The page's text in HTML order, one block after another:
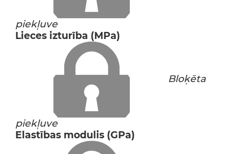
piekļuve
Lieces izturība (MPa)
Bloķēta
piekļuve
Elastības modulis (GPa)